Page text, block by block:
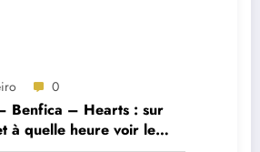
0
Benfica – Hearts : sur
à quelle heure voir le